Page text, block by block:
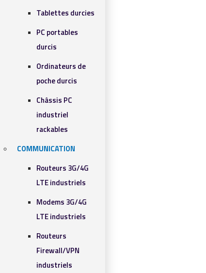
Tablettes durcies
PC portables
durcis
Ordinateurs de
poche durcis
Châssis PC
industriel
rackables​
COMMUNICATION
Routeurs 3G/4G
LTE industriels
Modems 3G/4G
LTE industriels
Routeurs
Firewall/VPN
industriels